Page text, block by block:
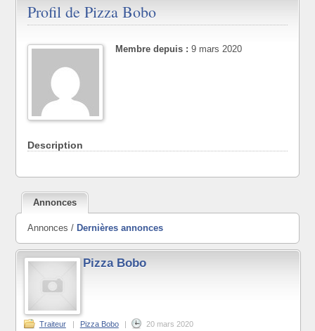
Profil de Pizza Bobo
Membre depuis : 9 mars 2020
Description
Annonces
Annonces / Dernières annonces
Pizza Bobo
Traiteur | Pizza Bobo | 20 mars 2020